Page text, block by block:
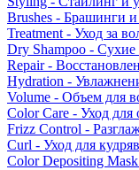
Brushes - Брашинги и
Treatment - Уход за
Dry Shampoo -
Repair -
Hydration -
Volume - Объем для
Color Care - Уход
Frizz Control -
Curl - Уход для
Color Depositing